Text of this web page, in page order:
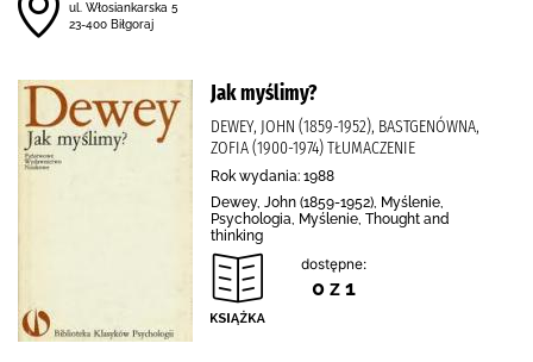
ul. Włosiankarska 5
23-400 Biłgoraj
Jak myślimy?
DEWEY, JOHN (1859-1952), BASTGENÓWNA,
ZOFIA (1900-1974) TŁUMACZENIE
Rok wydania: 1988
Dewey, John (1859-1952), Myślenie,
Psychologia, Myślenie, Thought and
thinking
dostępne:
0 z 1